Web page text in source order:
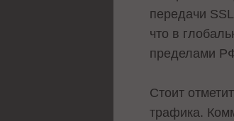
передачи
что в
пределами
Стоит
трафика.